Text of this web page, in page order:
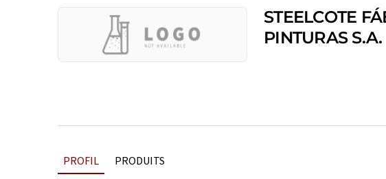
STEELCOTE
PINTURAS S.A.
PROFIL PRODUITS